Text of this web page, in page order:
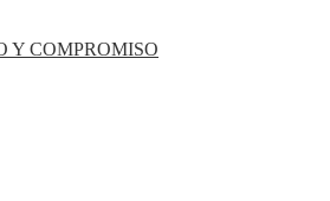
Y COMPROMISO